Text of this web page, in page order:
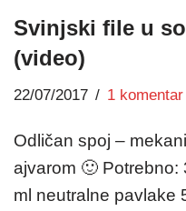
Svinjski file u
(video)
22/07/2017 1 komentar
Odličan spoj –
ajvarom 🙂
ml neutralne pavlake